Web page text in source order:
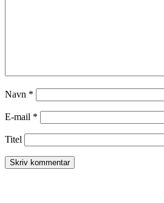
Navn *
E-mail *
Titel